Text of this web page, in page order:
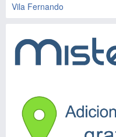
Vila Fernando